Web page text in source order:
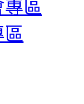
區
區